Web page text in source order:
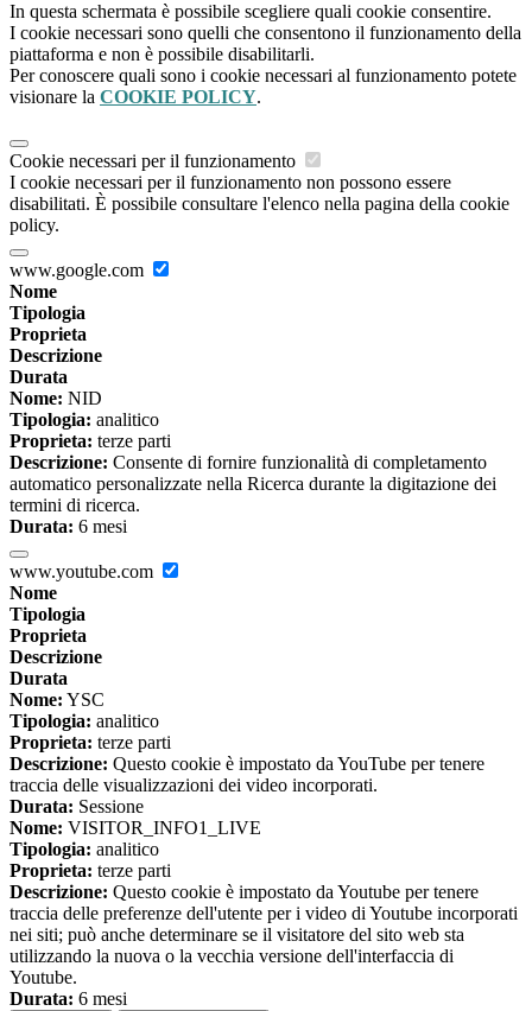
In questa schermata è possibile scegliere quali cookie consentire.
I cookie necessari sono quelli che consentono il funzionamento della
piattaforma e non è possibile disabilitarli.
Per conoscere quali sono i cookie necessari al funzionamento potete
visionare la COOKIE POLICY.
Cookie necessari per il funzionamento
I cookie necessari per il funzionamento non possono essere
disabilitati. È possibile consultare l'elenco nella pagina della cookie
policy.
www.google.com
Nome
Tipologia
Proprieta
Descrizione
Durata
Nome: NID
Tipologia: analitico
Proprieta: terze parti
Descrizione: Consente di fornire funzionalità di completamento
automatico personalizzate nella Ricerca durante la digitazione dei
termini di ricerca.
Durata: 6 mesi
www.youtube.com
Nome
Tipologia
Proprieta
Descrizione
Durata
Nome: YSC
Tipologia: analitico
Proprieta: terze parti
Descrizione: Questo cookie è impostato da YouTube per tenere
traccia delle visualizzazioni dei video incorporati.
Durata: Sessione
Nome: VISITOR_INFO1_LIVE
Tipologia: analitico
Proprieta: terze parti
Descrizione: Questo cookie è impostato da Youtube per tenere
traccia delle preferenze dell'utente per i video di Youtube incorporati
nei siti; può anche determinare se il visitatore del sito web sta
utilizzando la nuova o la vecchia versione dell'interfaccia di
Youtube.
Durata: 6 mesi